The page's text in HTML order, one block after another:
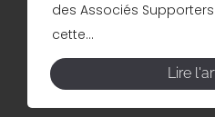
des Associés
cette...
Lire